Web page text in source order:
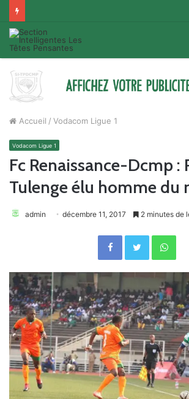
Accueil / Vodacom Ligue 1
Vodacom Ligue 1
Fc Renaissance-Dcmp :
Tulenge élu homme du
admin décembre 11, 2017 2 minutes de
FacebookTwitter